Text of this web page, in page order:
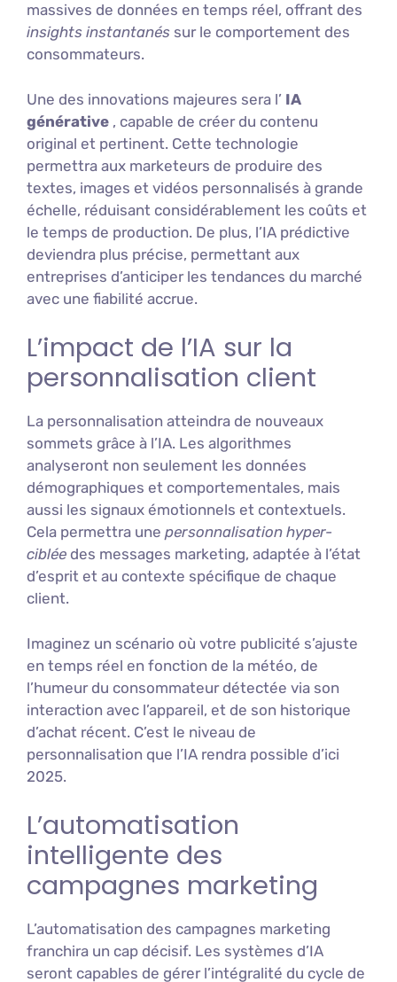
massives de données en temps réel, offrant des
insights instantanés sur le comportement des
consommateurs.
Une des innovations majeures sera l’ IA
générative , capable de créer du contenu
original et pertinent. Cette technologie
permettra aux marketeurs de produire des
textes, images et vidéos personnalisés à grande
échelle, réduisant considérablement les coûts et
le temps de production. De plus, l’IA prédictive
deviendra plus précise, permettant aux
entreprises d’anticiper les tendances du marché
avec une fiabilité accrue.
L’impact de l’IA sur la
personnalisation client
La personnalisation atteindra de nouveaux
sommets grâce à l’IA. Les algorithmes
analyseront non seulement les données
démographiques et comportementales, mais
aussi les signaux émotionnels et contextuels.
Cela permettra une personnalisation hyper-
ciblée des messages marketing, adaptée à l’état
d’esprit et au contexte spécifique de chaque
client.
Imaginez un scénario où votre publicité s’ajuste
en temps réel en fonction de la météo, de
l’humeur du consommateur détectée via son
interaction avec l’appareil, et de son historique
d’achat récent. C’est le niveau de
personnalisation que l’IA rendra possible d’ici
2025.
L’automatisation
intelligente des
campagnes marketing
L’automatisation des campagnes marketing
franchira un cap décisif. Les systèmes d’IA
seront capables de gérer l’intégralité du cycle de